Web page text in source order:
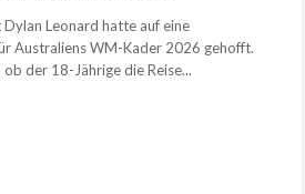
Dylan Leonard hatte auf eine
Australiens WM-Kader 2026 gehofft.
der 18-Jährige die Reise...